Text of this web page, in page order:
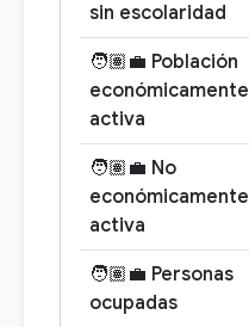
sin escolaridad
🧑🏽‍💼 Población
económicamente
activa
🧑🏽‍💼 No
económicamente
activa
🧑🏽‍💼 Personas
ocupadas